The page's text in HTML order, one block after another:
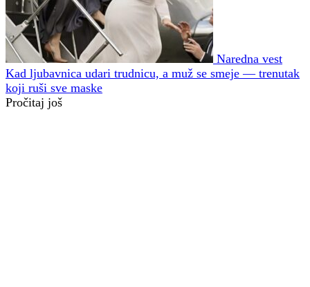
Naredna vest
Kad ljubavnica udari trudnicu, a muž se smeje — trenutak
koji ruši sve maske
Pročitaj još